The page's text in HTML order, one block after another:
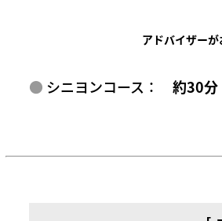
アドバイザー
シニヨンコース： 約30